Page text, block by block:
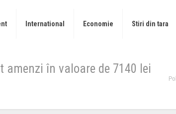
International Economie Stiri din tara
amenzi în valoare de 7140 lei